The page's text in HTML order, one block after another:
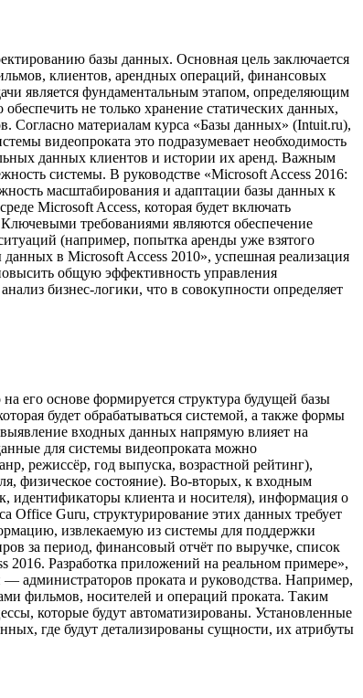
базы данных. Основная цель заключается
клиентов, арендных операций, финансовых
является фундаментальным этапом, определяющим
не только хранение статических данных,
Согласно материалам курса «Базы данных» (Intuit.ru),
видеопроката это подразумевает необходимость
данных клиентов и истории их аренд. Важным
системы. В руководстве «Microsoft Access 2016:
масштабирования и адаптации базы данных к
Microsoft Access, которая будет включать
требованиями являются обеспечение
(например, попытка аренды уже взятого
данных в Microsoft Access 2010», успешная реализация
общую эффективность управления
бизнес-логики, что в совокупности определяет
его основе формируется структура будущей базы
будет обрабатываться системой, а также формы
входных данных напрямую влияет на
для системы видеопроката можно
режиссёр, год выпуска, возрастной рейтинг),
физическое состояние). Во-вторых, к входным
идентификаторы клиента и носителя), информация о
Office Guru, структурирование этих данных требует
извлекаемую из системы для поддержки
за период, финансовый отчёт по выручке, список
2016. Разработка приложений на реальном примере»,
администраторов проката и руководства. Например,
фильмов, носителей и операций проката. Таким
которые будут автоматизированы. Установленные
где будут детализированы сущности, их атрибуты